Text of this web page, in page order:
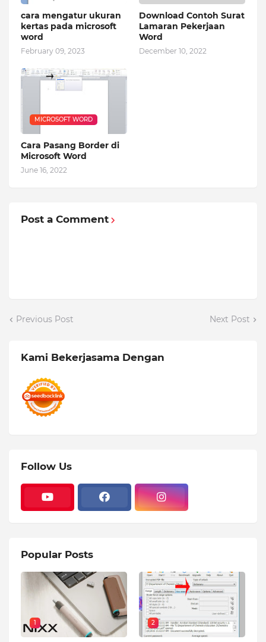
cara mengatur ukuran
kertas pada microsoft
word
February 09, 2023
Download Contoh Surat
Lamaran Pekerjaan
Word
December 10, 2022
MICROSOFT WORD
Cara Pasang Border di
Microsoft Word
June 16, 2022
Post a Comment
Previous Post Next Post
Kami Bekerjasama Dengan
Follow Us
Popular Posts
1 2